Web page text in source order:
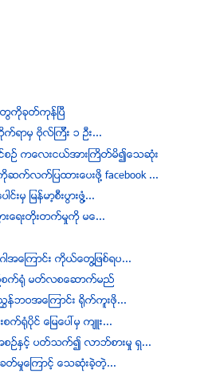
ြကုိခုတ္ကုန္ၿပီ
ရာမွ ဗိုလ္ၾကီး ၁ ဦး...
စဥ္ ကေလးငယ္အားႀကိတ္မိ၍ေသဆုံး
က္လက္ျပထားေပးဖို႔ facebook ...
ျမန္မာ့စီးပြားဖြံ႔႔...
ြားေရးတိုးတက္မႈကို မေ...
အေၾကာင္း ကိုယ္ေတြ႔ျဖစ္ရပ...
စက္႐ုံ မတ္လစေဆာက္မည္
န္ဘဝအေၾကာင္း ရိုက္ကူးဖို...
စက္႐ံုပိုင္ ေျမေပၚမွ က်ဴး...
ဥ္ႏွင့္ ပတ္သက္၍ လာဘ္စားမႈ ရွ...
တ္မႈေၾကာင့္ ေသဆံုးခဲ့တဲ့...